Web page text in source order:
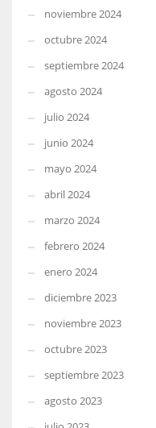
noviembre 2024
octubre 2024
septiembre 2024
agosto 2024
julio 2024
junio 2024
mayo 2024
abril 2024
marzo 2024
febrero 2024
enero 2024
diciembre 2023
noviembre 2023
octubre 2023
septiembre 2023
agosto 2023